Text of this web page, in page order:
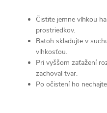
Čistite jemne vlhkou
prostriedkov.
Batoh skladujte v
vlhkosťou.
Pri vyššom zaťažení
zachoval tvar.
Po očistení ho